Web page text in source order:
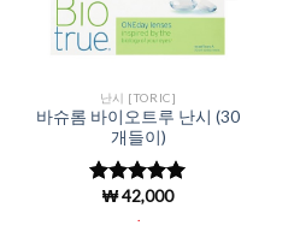
Add to
난시 [TORIC]
바슈롬 바이오트루 난시 (30
개들이)
5 중에서
로 평
₩42,000